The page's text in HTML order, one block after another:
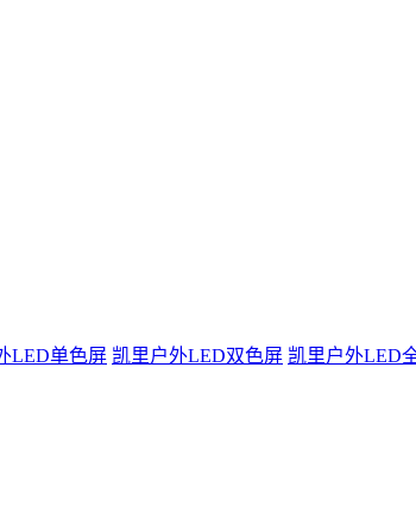
LED单色屏 凯里户外LED双色屏 凯里户外LED